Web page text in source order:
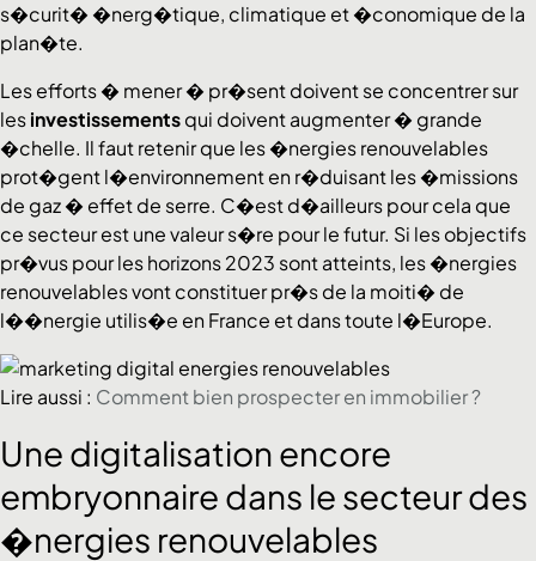
s�curit� �nerg�tique, climatique et �conomique de la
plan�te.
Les efforts � mener � pr�sent doivent se concentrer sur
lesinvestissementsqui doivent augmenter � grande
�chelle. Il faut retenir que les �nergies renouvelables
prot�gent l�environnement en r�duisant les �missions
de gaz � effet de serre. C�est d�ailleurs pour cela que
ce secteur est une valeur s�re pour le futur. Si les objectifs
pr�vus pour les horizons 2023 sont atteints, les �nergies
renouvelables vont constituer pr�s de la moiti� de
l��nergie utilis�e en France et dans toute l�Europe.
Lire aussi : Comment bien prospecter en immobilier ?
Une digitalisation encore
embryonnaire dans le secteur des
�nergies renouvelables